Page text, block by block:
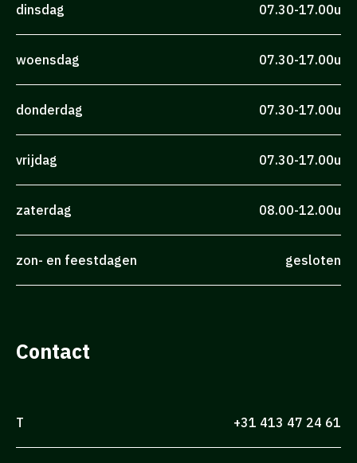
dinsdag 07.30-17.00u
woensdag 07.30-17.00u
donderdag 07.30-17.00u
vrijdag 07.30-17.00u
zaterdag 08.00-12.00u
zon- en feestdagen gesloten
Contact
T +31 413 47 24 61